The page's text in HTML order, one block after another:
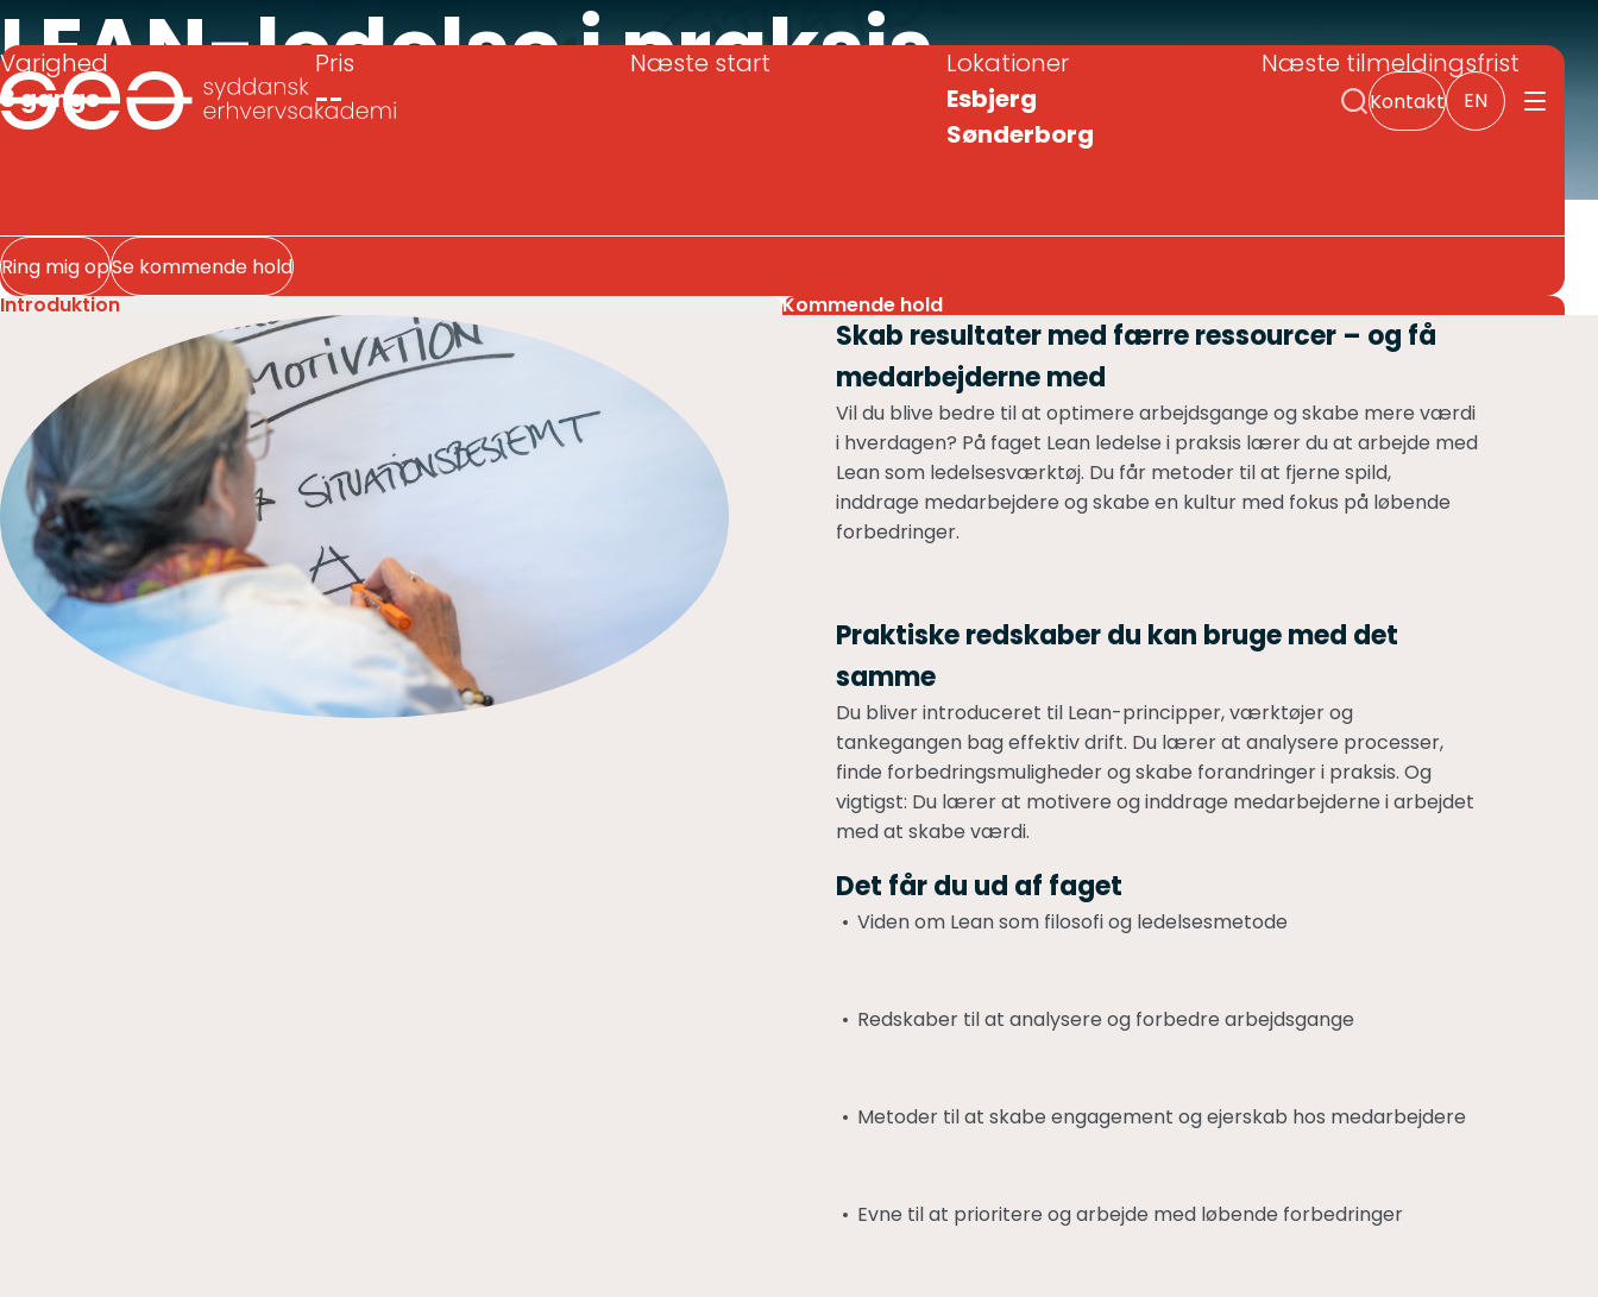
Kontakt EN
LEAN-ledelse i praksis
Enkeltfag, Akademiniveau
Varighed
8 gange
Pris
--
Næste start
Lokationer
Esbjerg
Sønderborg
Næste tilmeldingsfrist
Ring mig opSe kommende hold
Introduktion
Kommende hold
Skab resultater med færre ressourcer – og få
medarbejderne med
Vil du blive bedre til at optimere arbejdsgange og skabe mere værdi
i hverdagen? På faget Lean ledelse i praksis lærer du at arbejde med
Lean som ledelsesværktøj. Du får metoder til at fjerne spild,
inddrage medarbejdere og skabe en kultur med fokus på løbende
forbedringer.
Praktiske redskaber du kan bruge med det
samme
Du bliver introduceret til Lean-principper, værktøjer og
tankegangen bag effektiv drift. Du lærer at analysere processer,
finde forbedringsmuligheder og skabe forandringer i praksis. Og
vigtigst: Du lærer at motivere og inddrage medarbejderne i arbejdet
med at skabe værdi.
Det får du ud af faget
Viden om Lean som filosofi og ledelsesmetode
Redskaber til at analysere og forbedre arbejdsgange
Metoder til at skabe engagement og ejerskab hos medarbejdere
Evne til at prioritere og arbejde med løbende forbedringer